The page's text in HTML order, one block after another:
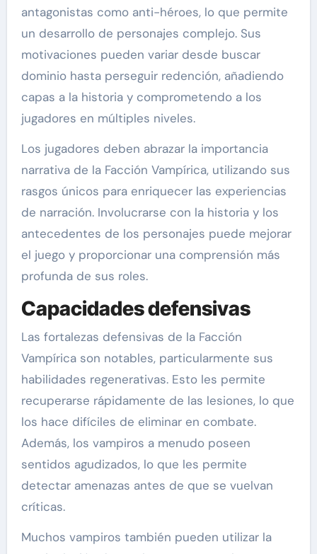
antagonistas como anti-héroes, lo que permite
un desarrollo de personajes complejo. Sus
motivaciones pueden variar desde buscar
dominio hasta perseguir redención, añadiendo
capas a la historia y comprometendo a los
jugadores en múltiples niveles.
Los jugadores deben abrazar la importancia
narrativa de la Facción Vampírica, utilizando sus
rasgos únicos para enriquecer las experiencias
de narración. Involucrarse con la historia y los
antecedentes de los personajes puede mejorar
el juego y proporcionar una comprensión más
profunda de sus roles.
Capacidades defensivas
Las fortalezas defensivas de la Facción
Vampírica son notables, particularmente sus
habilidades regenerativas. Esto les permite
recuperarse rápidamente de las lesiones, lo que
los hace difíciles de eliminar en combate.
Además, los vampiros a menudo poseen
sentidos agudizados, lo que les permite
detectar amenazas antes de que se vuelvan
críticas.
Muchos vampiros también pueden utilizar la